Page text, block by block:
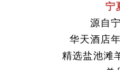
宁
源自
华天酒店
精选盐池滩